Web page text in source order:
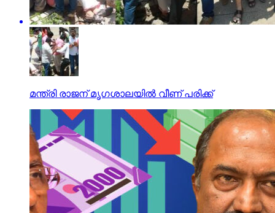
മന്ത്രി രാജന് മൃഗശാലയിൽ വീണ് പരിക്ക്